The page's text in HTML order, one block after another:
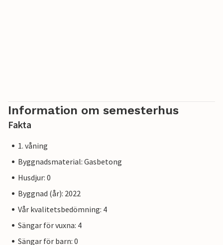
Information om semesterhus
Fakta
1. våning
Byggnadsmaterial: Gasbetong
Husdjur: 0
Byggnad (år): 2022
Vår kvalitetsbedömning: 4
Sängar för vuxna: 4
Sängar för barn: 0